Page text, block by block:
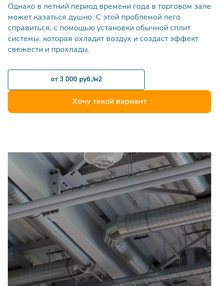
электрического
типоразмером от
400х200мм
шт
электрического
типоразмером от
500х300мм
600х300мм
Отключение
электрических тэнов
калорифера
шт 700
Подключение
электрического
калорифера
шт 2400
Однако в летний период времени года в торговом зале
может казаться душно. С этой проблемой лего
справиться, с помощью установки обычной сплит
системы, которая охладит воздух и создаст эффект
свежести и прохлады.
от 3 000 руб./м2
Хочу такой вариант